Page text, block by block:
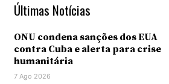
Últimas Notícias
ONU condena sanções dos EUA
contra Cuba e alerta para crise
humanitária
7 Ago 2026